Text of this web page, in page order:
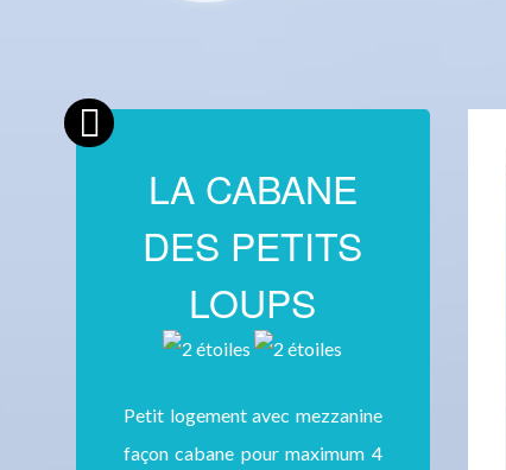
LA CABANE
DES PETITS
LOUPS
Petit logement avec mezzanine
façon cabane pour maximum 4